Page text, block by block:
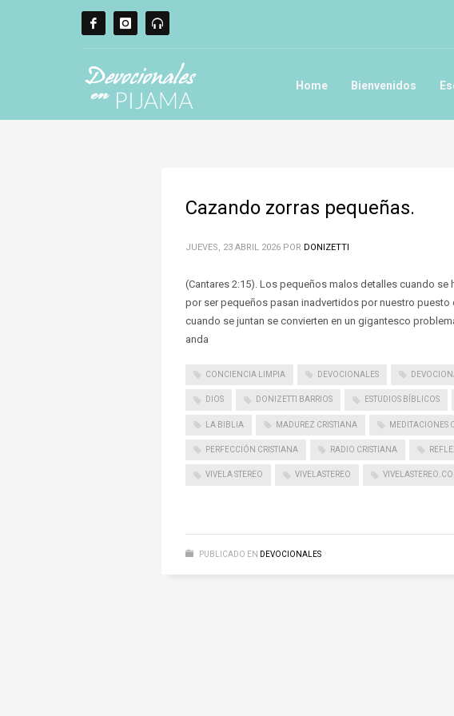
Home Bienvenidos
Cazando zorras pequeñas.
JUEVES, 23 ABRIL 2026 POR DONIZETTI
(Cantares 2:15). Los pequeños malos detalles cuando
por ser pequeños pasan inadvertidos por nuestro puesto
cuando se juntan se convierten en un gigantesco
anda
CONCIENCIA LIMPIA DEVOCIONALES
DIOS DONIZETTI BARRIOS ESTUDIOS BÍBLICOS
LA BIBLIA MADUREZ CRISTIANA MEDITACIONES
PERFECCIÓN CRISTIANA RADIO CRISTIANA
VIVELA STEREO VIVELASTEREO
PUBLICADO EN DEVOCIONALES